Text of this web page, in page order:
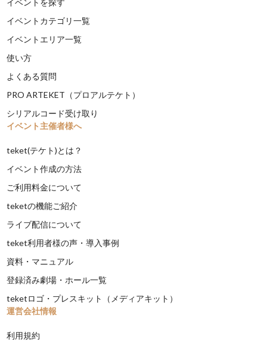
イベントを探す
イベントカテゴリ一覧
イベントエリア一覧
使い方
よくある質問
PRO ARTEKET（プロアルテケト）
シリアルコード受け取り
イベント主催者様へ
teket(テケト)とは？
イベント作成の方法
ご利用料金について
teketの機能ご紹介
ライブ配信について
teket利用者様の声・導入事例
資料・マニュアル
登録済み劇場・ホール一覧
teketロゴ・プレスキット（メディアキット）
運営会社情報
利用規約